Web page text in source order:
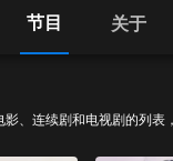
节目 关于
、连续剧和电视剧的列表